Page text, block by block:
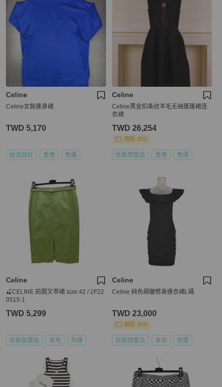
Celine
Celine女裝連身裙
TWD 5,170
狀況良好 香港 免運
Celine
Celine黑金扣条纹羊毛无袖蓬蓬裙连
衣裙
TWD 26,254
現折 800
近新閒置品 香港 免運
Celine
🍒CELINE 前開叉窄裙 size:42 / 2F22
0515-1
TWD 5,299
近新閒置品 本地 免運
Celine
Celine 純色褶皺修身連衣裙L碼
TWD 23,000
現折 800
近新閒置品 本地 免運